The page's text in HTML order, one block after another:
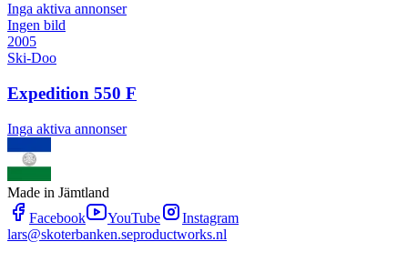
Inga aktiva annonser
Ingen bild
2005
Ski-Doo
Expedition 550 F
Inga aktiva annonser
Made in Jämtland
Facebook
YouTube
Instagram
lars@skoterbanken.seproductworks.nl